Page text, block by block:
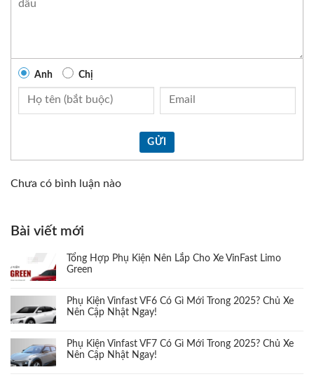
Anh Chị
GỬI
Chưa có bình luận nào
Bài viết mới
Tổng Hợp Phụ Kiện Nên Lắp Cho Xe VinFast Limo
Green
Phụ Kiện Vinfast VF6 Có Gì Mới Trong 2025? Chủ Xe
Nên Cập Nhật Ngay!
Phụ Kiện Vinfast VF7 Có Gì Mới Trong 2025? Chủ Xe
Nên Cập Nhật Ngay!